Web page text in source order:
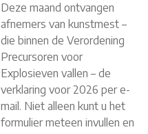
Deze maand ontvangen
afnemers van kunstmest –
die binnen de Verordening
Precursoren voor
Explosieven vallen – de
verklaring voor 2026 per e-
mail. Niet alleen kunt u het
formulier meteen invullen en